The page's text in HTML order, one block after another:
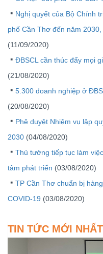
Nghị quyết của Bộ Chính
phố Cần Thơ đến năm
(11/09/2020)
ĐBSCL cần thúc đẩy mọi
(21/08/2020)
5.300 doanh nghiệp ở
(20/08/2020)
Phê duyệt Nhiệm vụ lập
2030 (04/08/2020)
Thủ tướng tiếp tục làm
tâm phát triển (03/08/2020)
TP Cần Thơ chuẩn bị
COVID-19 (03/08/2020)
TIN TỨC MỚI NHẤT